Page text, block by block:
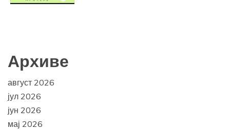
Архиве
август 2026
јул 2026
јун 2026
мај 2026